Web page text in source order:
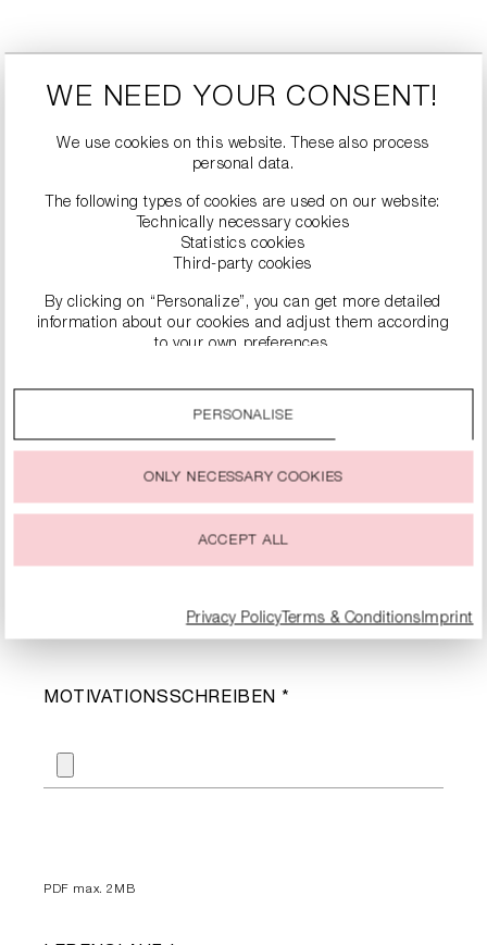
ANREDE
MOTIVATIONSSCHREIBEN *
PDF max. 2MB
WE NEED YOUR CONSENT!
We use cookies on this website. These also process
personal data.
The following types of cookies are used on our website:
Technically necessary cookies
Statistics cookies
Third-party cookies
By clicking on “Personalize”, you can get more detailed
information about our cookies and adjust them according
to your own preferences.
You can change or withdraw your consent to the use of
PERSONALISE
ONLY NECESSARY COOKIES
ACCEPT ALL
Privacy Policy Terms & ConditionsImprint